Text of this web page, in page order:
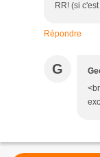
RR! (si
Répondre
G